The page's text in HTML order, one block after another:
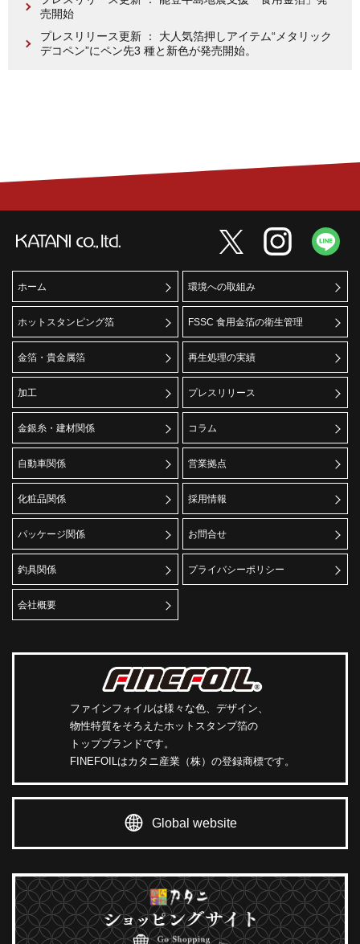
売開始
プレスリリース更新 ： 大人気箔押しアイテム“メタリック
デコペン”にペン先3 種と新色が発売開始。
ホーム
ホットスタンピング箔
金箔・貴金属箔
加工
金銀糸・建材関係
自動車関係
化粧品関係
パッケージ関係
釣具関係
会社概要
環境への取組み
FSSC 食用金箔の衛生管理
再生処理の実績
プレスリリース
コラム
営業拠点
採用情報
お問合せ
プライバシーポリシー
ファインフォイルは様々な色、デザイン、
物性特質をそろえたホットスタンプ箔の
トップブランドです。
FINEFOILはカタニ産業（株）の登録商標です。
Global website